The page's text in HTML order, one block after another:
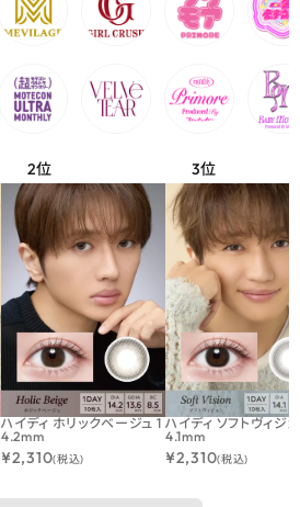
ハイディ ホリックベージュ 1
4.2mm
¥2,310(税込)
ハイディ ソフトヴィジ
4.1mm
¥2,310(税込)